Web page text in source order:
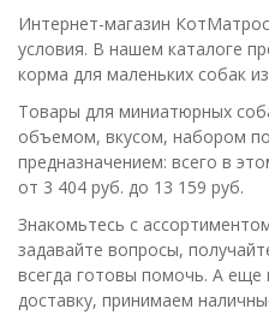
Интернет-магазин
условия. В нашем каталоге
корма для маленьких собак
Товары для миниатюрных
объемом, вкусом, набором
предназначением: всего в
от 3 404 руб. до 13 159 руб.
Знакомьтесь с
задавайте вопросы,
всегда готовы помочь. А
доставку, принимаем